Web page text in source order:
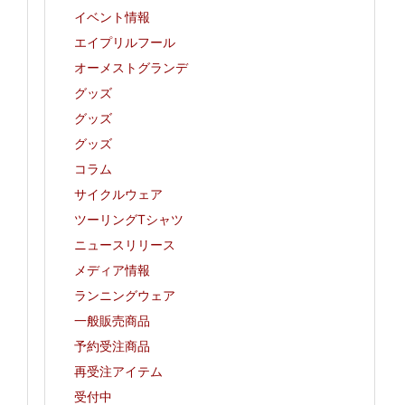
イベント情報
エイプリルフール
オーメストグランデ
グッズ
グッズ
グッズ
コラム
サイクルウェア
ツーリングTシャツ
ニュースリリース
メディア情報
ランニングウェア
一般販売商品
予約受注商品
再受注アイテム
受付中